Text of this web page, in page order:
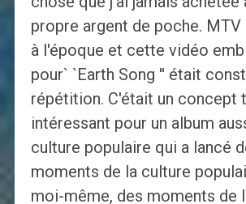
propre argent de poche.
à l'époque et cette vidéo
pour` `Earth Song '' était
répétition. C'était un concept
intéressant pour un album
culture populaire qui a lancé
moments de la culture
moi-même, des moments de